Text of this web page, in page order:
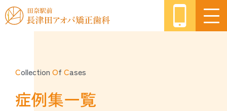
Collection Of Cases
症例集一覧